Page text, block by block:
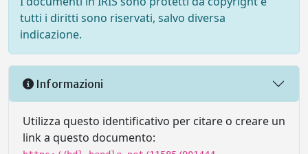
tutti i diritti sono riservati, salvo diversa
indicazione.
Informazioni
Utilizza questo identificativo per citare o creare un
link a questo documento: